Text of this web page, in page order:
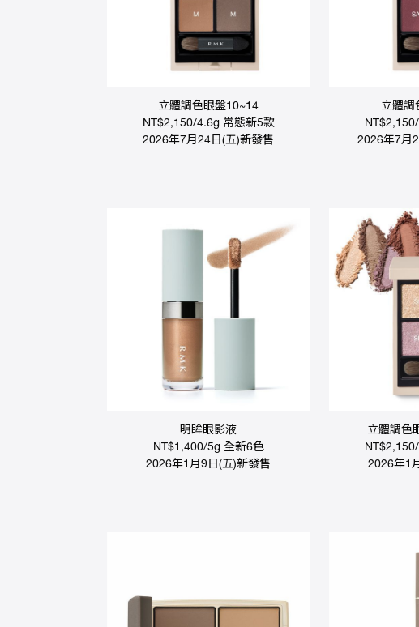
立體調色眼盤10~14
NT$2,150/4.6g 常態新5款
2026年7月24日(五)新發售
立體調
2026年7月
明眸眼影液
NT$1,400/5g 全新6色
2026年1月9日(五)新發售
立體調色
2026年1